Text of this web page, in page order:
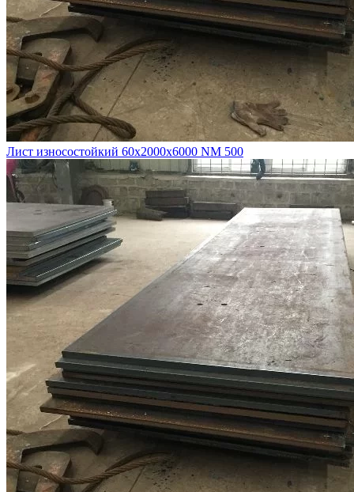
Лист износостойкий 60х2000х6000 NM 500